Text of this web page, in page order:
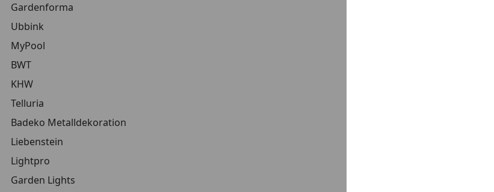
Gardenforma
Ubbink
MyPool
BWT
KHW
Telluria
Badeko Metalldekoration
Liebenstein
Lightpro
Garden Lights